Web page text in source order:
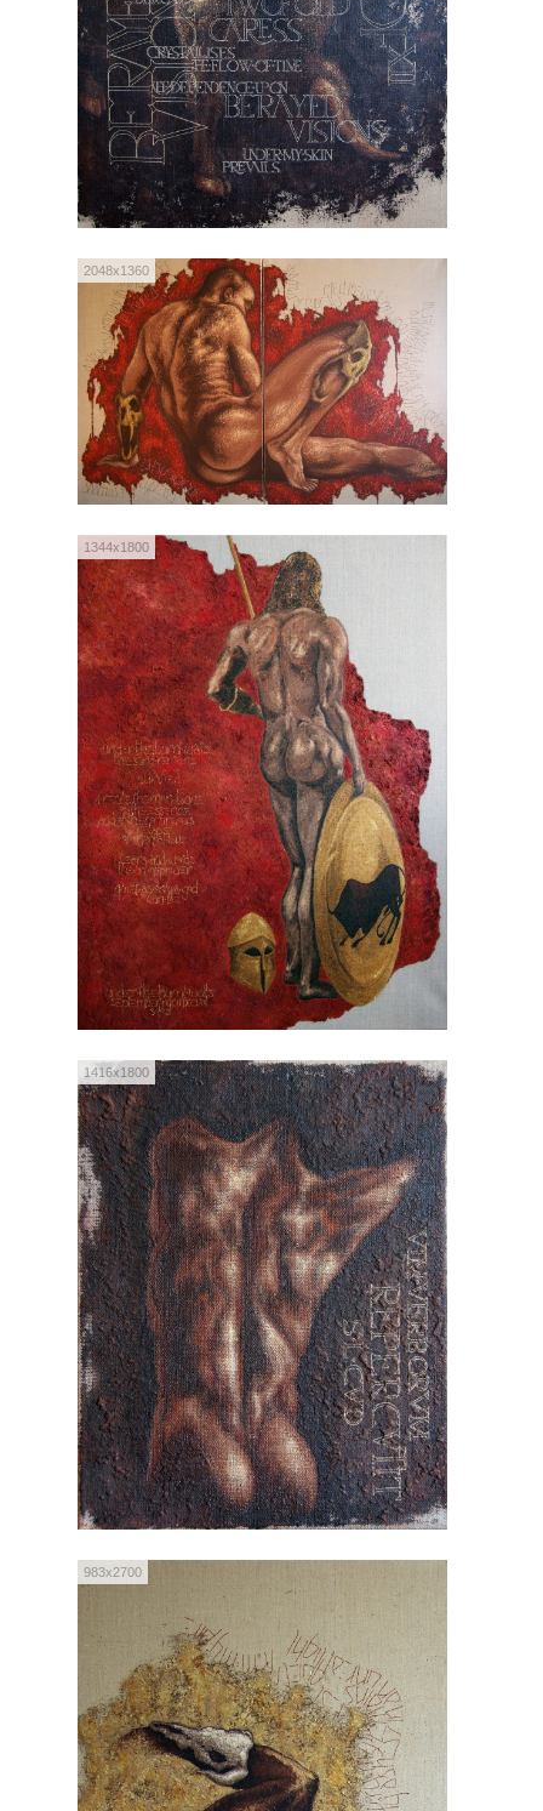
2048x1360
1344x1800
1416x1800
983x2700